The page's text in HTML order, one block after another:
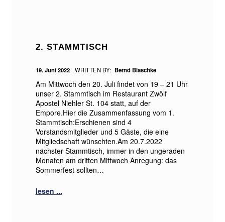
2. STAMMTISCH
19. Juni 2022 WRITTEN BY: Bernd Blaschke
Am Mittwoch den 20. Juli findet von 19 – 21 Uhr
unser 2. Stammtisch im Restaurant Zwölf
Apostel Niehler St. 104 statt, auf der
Empore.Hier die Zusammenfassung vom 1.
Stammtisch:Erschienen sind 4
Vorstandsmitglieder und 5 Gäste, die eine
Mitgliedschaft wünschten.Am 20.7.2022
nächster Stammtisch, immer in den ungeraden
Monaten am dritten Mittwoch Anregung: das
Sommerfest sollten…